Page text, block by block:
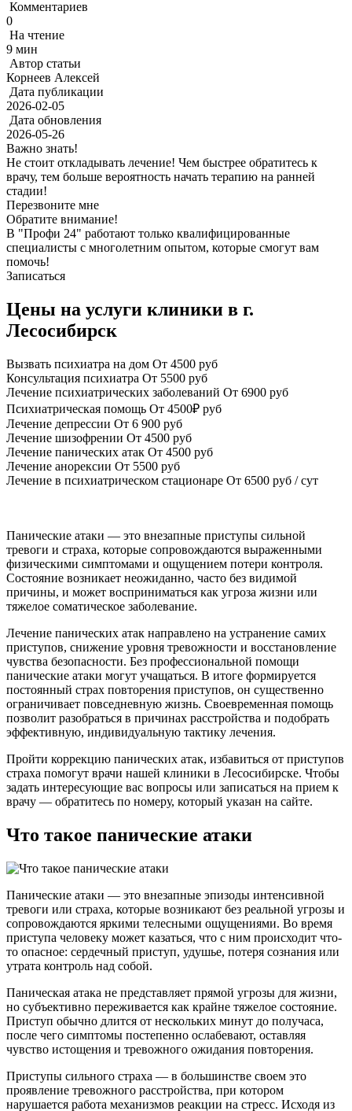
Комментариев
0
На чтение
9 мин
Автор статьи
Корнеев Алексей
Дата публикации
2026-02-05
Дата обновления
2026-05-26
Важно знать!
Не стоит откладывать лечение! Чем быстрее обратитесь к
врачу, тем больше вероятность начать терапию на ранней
стадии!
Перезвоните мне
Обратите внимание!
В "Профи 24" работают только квалифицированные
специалисты с многолетним опытом, которые смогут вам
помочь!
Записаться
Цены на услуги клиники в г.
Лесосибирск
Вызвать психиатра на дом От 4500 руб
Консультация психиатра От 5500 руб
Лечение психиатрических заболеваний От 6900 руб
Психиатрическая помощь От 4500₽ руб
Лечение депрессии От 6 900 руб
Лечение шизофрении От 4500 руб
Лечение панических атак От 4500 руб
Лечение анорексии От 5500 руб
Лечение в психиатрическом стационаре От 6500 руб / сут
Панические атаки — это внезапные приступы сильной
тревоги и страха, которые сопровождаются выраженными
физическими симптомами и ощущением потери контроля.
Состояние возникает неожиданно, часто без видимой
причины, и может восприниматься как угроза жизни или
тяжелое соматическое заболевание.
Лечение панических атак направлено на устранение самих
приступов, снижение уровня тревожности и восстановление
чувства безопасности. Без профессиональной помощи
панические атаки могут учащаться. В итоге формируется
постоянный страх повторения приступов, он существенно
ограничивает повседневную жизнь. Своевременная помощь
позволит разобраться в причинах расстройства и подобрать
эффективную, индивидуальную тактику лечения.
Пройти коррекцию панических атак, избавиться от приступов
страха помогут врачи нашей клиники в Лесосибирске. Чтобы
задать интересующие вас вопросы или записаться на прием к
врачу — обратитесь по номеру, который указан на сайте.
Что такое панические атаки
Панические атаки — это внезапные эпизоды интенсивной
тревоги или страха, которые возникают без реальной угрозы и
сопровождаются яркими телесными ощущениями. Во время
приступа человеку может казаться, что с ним происходит что-
то опасное: сердечный приступ, удушье, потеря сознания или
утрата контроль над собой.
Паническая атака не представляет прямой угрозы для жизни,
но субъективно переживается как крайне тяжелое состояние.
Приступ обычно длится от нескольких минут до получаса,
после чего симптомы постепенно ослабевают, оставляя
чувство истощения и тревожного ожидания повторения.
Приступы сильного страха — в большинстве своем это
проявление тревожного расстройства, при котором
нарушается работа механизмов реакции на стресс. Исходя из